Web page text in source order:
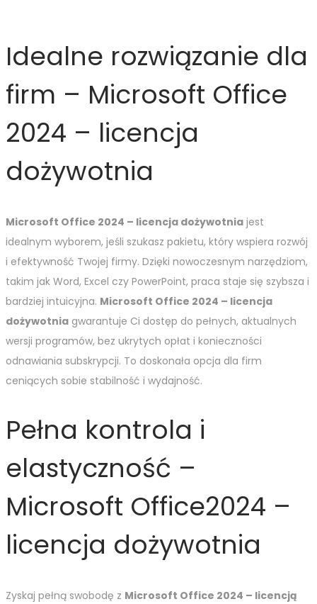
Idealne rozwiązanie dla
firm – Microsoft Office
2024 – licencja
dożywotnia
Microsoft Office 2024 – licencja dożywotnia jest
idealnym wyborem, jeśli szukasz pakietu, który wspiera rozwój
i efektywność Twojej firmy. Dzięki nowoczesnym narzędziom,
takim jak Word, Excel czy PowerPoint, praca staje się szybsza i
bardziej intuicyjna. Microsoft Office 2024 – licencja
dożywotnia gwarantuje Ci dostęp do pełnych, aktualnych
wersji programów, bez ukrytych opłat i konieczności
odnawiania subskrypcji. To doskonała opcja dla firm
ceniących sobie stabilność i wydajność.
Pełna kontrola i
elastyczność –
Microsoft Office2024 –
licencja dożywotnia
Zyskaj pełną swobodę z Microsoft Office 2024 – licencją